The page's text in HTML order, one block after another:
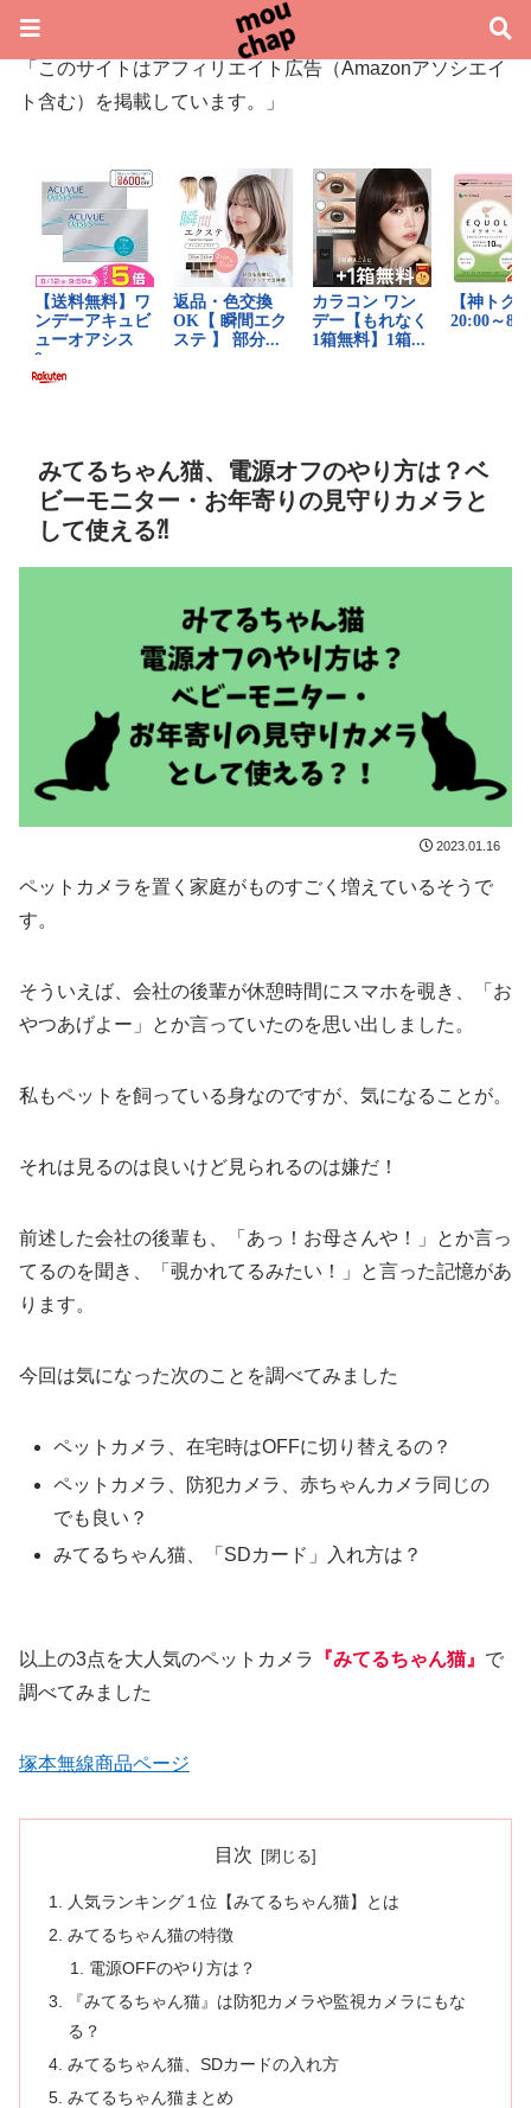
「このサイトはアフィリエイト広告（Amazonアソシエイ
ト含む）を掲載しています。」
みてるちゃん猫、電源オフのやり方は？ベ
ビーモニター・お年寄りの見守りカメラと
して使える⁈
2023.01.16
ペットカメラを置く家庭がものすごく増えているそうで
す。
そういえば、会社の後輩が休憩時間にスマホを覗き、「お
やつあげよー」とか言っていたのを思い出しました。
私もペットを飼っている身なのですが、気になることが。
それは見るのは良いけど見られるのは嫌だ！
前述した会社の後輩も、「あっ！お母さんや！」とか言っ
てるのを聞き、「覗かれてるみたい！」と言った記憶があ
ります。
今回は気になった次のことを調べてみました
ペットカメラ、在宅時はOFFに切り替えるの？
ペットカメラ、防犯カメラ、赤ちゃんカメラ同じの
でも良い？
みてるちゃん猫、「SDカード」入れ方は？
以上の3点を大人気のペットカメラ 『みてるちゃん猫』 で
調べてみました
塚本無線商品ページ
目次
人気ランキング１位【みてるちゃん猫】とは
みてるちゃん猫の特徴
電源OFFのやり方は？
『みてるちゃん猫』は防犯カメラや監視カメラにもな
る？
みてるちゃん猫、SDカードの入れ方
みてるちゃん猫まとめ